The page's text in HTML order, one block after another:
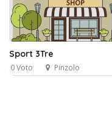
Sport 3Tre
0 Voto Pinzolo